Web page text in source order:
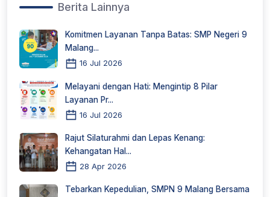
Berita Lainnya
Komitmen Layanan Tanpa Batas: SMP Negeri 9
Malang...
16 Jul 2026
Melayani dengan Hati: Mengintip 8 Pilar
Layanan Pr...
16 Jul 2026
Rajut Silaturahmi dan Lepas Kenang:
Kehangatan Hal...
28 Apr 2026
Tebarkan Kepedulian, SMPN 9 Malang Bersama